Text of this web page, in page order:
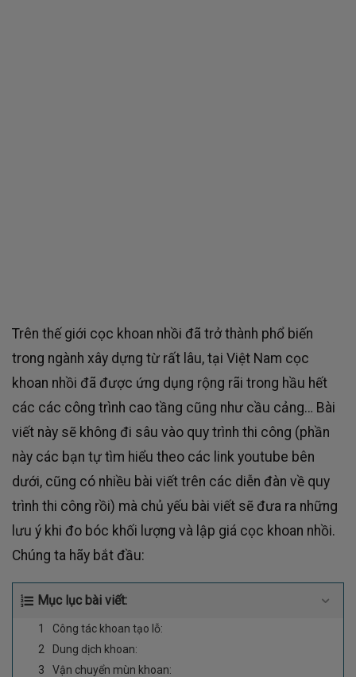
Trên thế giới cọc khoan nhồi đã trở thành phổ biến
trong ngành xây dựng từ rất lâu, tại Việt Nam cọc
khoan nhồi đã được ứng dụng rộng rãi trong hầu hết
các các công trình cao tầng cũng như cầu cảng… Bài
viết này sẽ không đi sâu vào quy trình thi công (phần
này các bạn tự tìm hiểu theo các link youtube bên
dưới, cũng có nhiều bài viết trên các diễn đàn về quy
trình thi công rồi) mà chủ yếu bài viết sẽ đưa ra những
lưu ý khi đo bóc khối lượng và lập giá cọc khoan nhồi.
Chúng ta hãy bắt đầu:
Mục lục bài viết:
Công tác khoan tạo lỗ:
Dung dịch khoan:
Vận chuyển mùn khoan: